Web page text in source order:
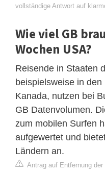
vollständige Antwort auf
Wie viel GB
Wochen USA?
Reisende in Staaten
beispielsweise in
Kanada, nutzen bei
GB Datenvolumen.
zum mobilen Surfen
aufgewertet und
Ländern an.
Antrag auf Entfernung der